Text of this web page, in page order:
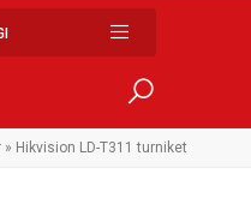
» Hikvision LD-T311 turniket